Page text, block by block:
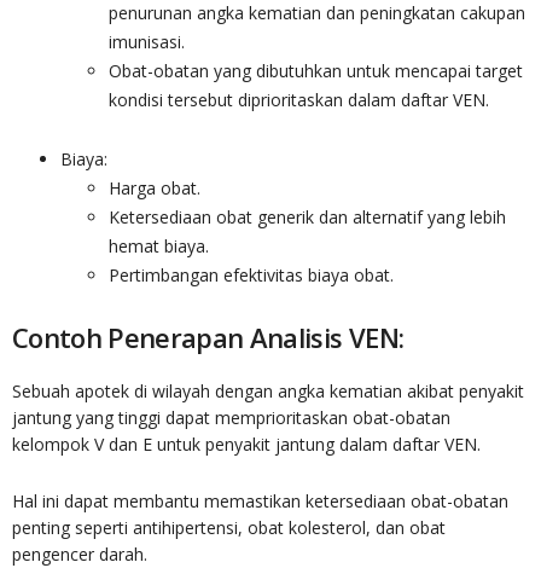
penurunan angka kematian dan peningkatan cakupan
imunisasi.
Obat-obatan yang dibutuhkan untuk mencapai target
kondisi tersebut diprioritaskan dalam daftar VEN.
Biaya:
Harga obat.
Ketersediaan obat generik dan alternatif yang lebih
hemat biaya.
Pertimbangan efektivitas biaya obat.
Contoh Penerapan Analisis VEN:
Sebuah apotek di wilayah dengan angka kematian akibat penyakit
jantung yang tinggi dapat memprioritaskan obat-obatan
kelompok V dan E untuk penyakit jantung dalam daftar VEN.
Hal ini dapat membantu memastikan ketersediaan obat-obatan
penting seperti antihipertensi, obat kolesterol, dan obat
pengencer darah.